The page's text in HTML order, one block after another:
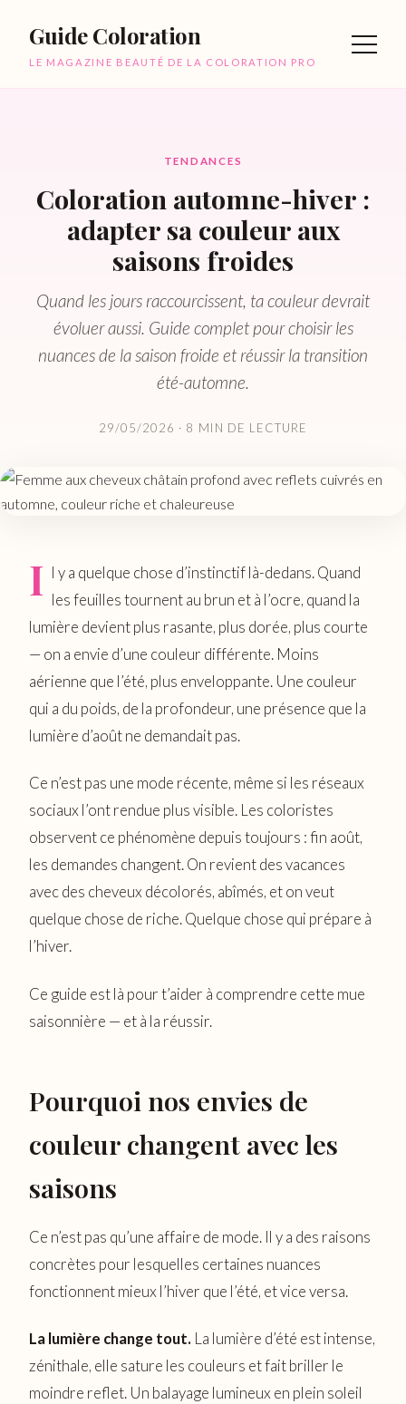
Guide Coloration
LE MAGAZINE BEAUTÉ DE LA COLORATION PRO
TENDANCES
Coloration automne-hiver :
adapter sa couleur aux
saisons froides
Quand les jours raccourcissent, ta couleur devrait
évoluer aussi. Guide complet pour choisir les
nuances de la saison froide et réussir la transition
été-automne.
29/05/2026 · 8 MIN DE LECTURE
I l y a quelque chose d’instinctif là-dedans. Quand
les feuilles tournent au brun et à l’ocre, quand la
lumière devient plus rasante, plus dorée, plus courte
— on a envie d’une couleur différente. Moins
aérienne que l’été, plus enveloppante. Une couleur
qui a du poids, de la profondeur, une présence que la
lumière d’août ne demandait pas.
Ce n’est pas une mode récente, même si les réseaux
sociaux l’ont rendue plus visible. Les coloristes
observent ce phénomène depuis toujours : fin août,
les demandes changent. On revient des vacances
avec des cheveux décolorés, abîmés, et on veut
quelque chose de riche. Quelque chose qui prépare à
l’hiver.
Ce guide est là pour t’aider à comprendre cette mue
saisonnière — et à la réussir.
Pourquoi nos envies de
couleur changent avec les
saisons
Ce n’est pas qu’une affaire de mode. Il y a des raisons
concrètes pour lesquelles certaines nuances
fonctionnent mieux l’hiver que l’été, et vice versa.
La lumière change tout. La lumière d’été est intense,
zénithale, elle sature les couleurs et fait briller le
moindre reflet. Un balayage lumineux en plein soleil